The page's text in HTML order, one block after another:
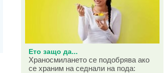
Ето защо да...
Храносмилането се подобрява ако
се храним на седнали на пода: